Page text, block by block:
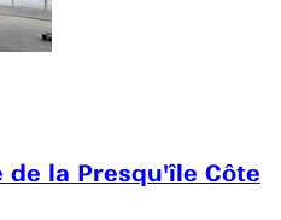
la Presqu'île Côte